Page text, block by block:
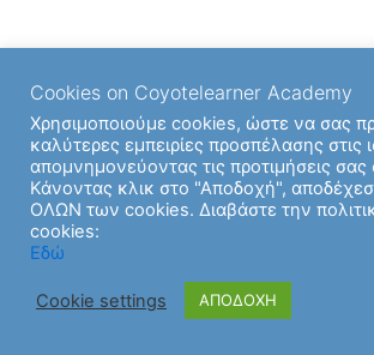
Cookies on Coyotelearner Academy
Χρησιμοποιούμε cookies, ώστε να σας
καλύτερες εμπειρίες προσπέλασης στις
απομνημονεύοντας τις προτιμήσεις σας
Κάνοντας κλικ στο "Αποδοχή",
ΟΛΩΝ των cookies. Διαβάστε την
cookies:
Εδώ
Cookie settings ΑΠΟΔΟΧΗ